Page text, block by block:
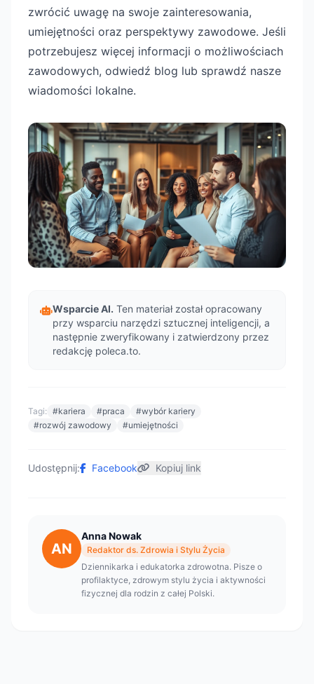
zwrócić uwagę na swoje zainteresowania,
umiejętności oraz perspektywy zawodowe. Jeśli
potrzebujesz więcej informacji o możliwościach
zawodowych, odwiedź blog lub sprawdź nasze
wiadomości lokalne.
Wsparcie AI. Ten materiał został opracowany
przy wsparciu narzędzi sztucznej inteligencji, a
następnie zweryfikowany i zatwierdzony przez
redakcję poleca.to.
Tagi: #kariera #praca
#wybór kariery
#rozwój zawodowy
#umiejętności
Udostępnij: Facebook Kopiuj link
AN
Anna Nowak
Redaktor ds. Zdrowia i Stylu Życia
Dziennikarka i edukatorka zdrowotna. Pisze o
profilaktyce, zdrowym stylu życia i aktywności
fizycznej dla rodzin z całej Polski.